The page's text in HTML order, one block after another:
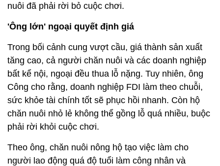
nuôi đã phải rời bỏ cuộc chơi.
'Ông lớn' ngoại quyết định giá
Trong bối cảnh cung vượt cầu, giá thành sản xuất
tăng cao, cả người chăn nuôi và các doanh nghiệp
bất kể nội, ngoại đều thua lỗ nặng. Tuy nhiên, ông
Công cho rằng, doanh nghiệp FDI làm theo chuỗi,
sức khỏe tài chính tốt sẽ phục hồi nhanh. Còn hộ
chăn nuôi nhỏ lẻ không thể gồng lỗ quá nhiều, buộc
phải rời khỏi cuộc chơi.
Theo ông, chăn nuôi nông hộ tạo việc làm cho
người lao động quá độ tuổi làm công nhân và